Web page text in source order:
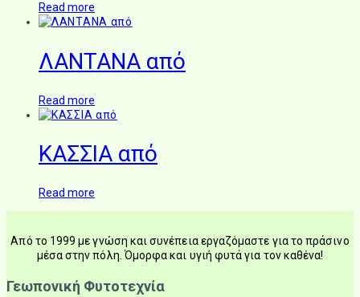
Read more
ΛΑΝΤΑΝΑ από
Read more
ΚΑΣΣΙΑ από
Read more
Από το 1999 με γνώση και συνέπεια εργαζόμαστε για το πράσινο
μέσα στην πόλη. Όμορφα και υγιή φυτά για τον καθένα!
Γεωπονική Φυτοτεχνία